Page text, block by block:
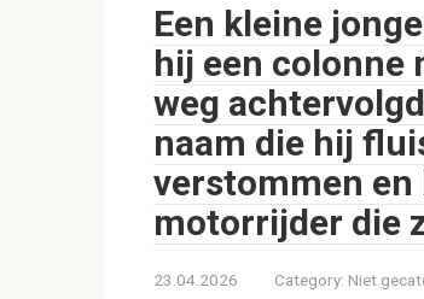
Een kleine
hij een colonne
weg
naam die hij
verstommen en
motorrijder die
23.04.2026 Category: Niet